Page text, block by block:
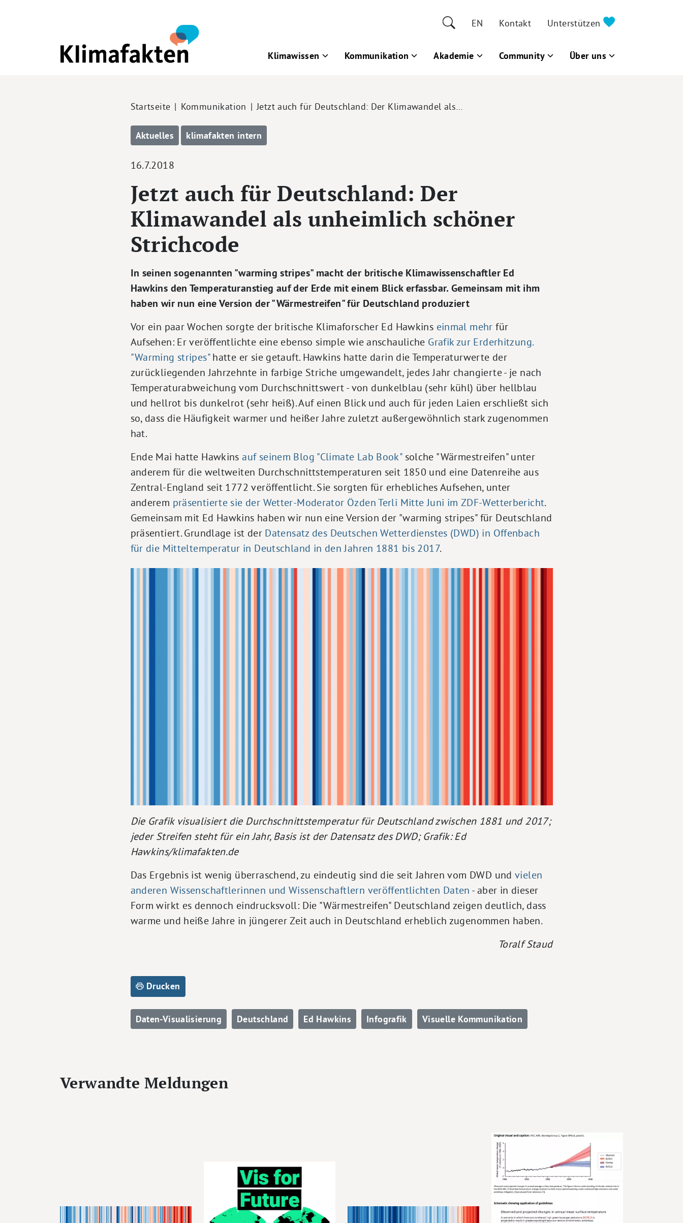
EN Kontakt Unterstützen
Klimawissen Kommunikation Akademie Community Über uns
Pfadnavigation
Startseite Kommunikation Jetzt auch für Deutschland: Der Klimawandel als…
Aktuelles klimafakten intern
16.7.2018
Jetzt auch für Deutschland: Der
Klimawandel als unheimlich schöner
Strichcode
In seinen sogenannten "warming stripes" macht der britische Klimawissenschaftler Ed
Hawkins den Temperaturanstieg auf der Erde mit einem Blick erfassbar. Gemeinsam mit ihm
haben wir nun eine Version der "Wärmestreifen" für Deutschland produziert
Vor ein paar Wochen sorgte der britische Klimaforscher Ed Hawkins einmal mehr für
Aufsehen: Er veröffentlichte eine ebenso simple wie anschauliche Grafik zur Erderhitzung.
"Warming stripes"hatte er sie getauft. Hawkins hatte darin die Temperaturwerte der
zurückliegenden Jahrzehnte in farbige Striche umgewandelt, jedes Jahr changierte - je nach
Temperaturabweichung vom Durchschnittswert - von dunkelblau (sehr kühl) über hellblau
und hellrot bis dunkelrot (sehr heiß). Auf einen Blick und auch für jeden Laien erschließt sich
so, dass die Häufigkeit warmer und heißer Jahre zuletzt außergewöhnlich stark zugenommen
hat.
Ende Mai hatte Hawkins auf seinem Blog "Climate Lab Book"solche "Wärmestreifen" unter
anderem für die weltweiten Durchschnittstemperaturen seit 1850 und eine Datenreihe aus
Zentral-England seit 1772 veröffentlicht. Sie sorgten für erhebliches Aufsehen, unter
anderem präsentierte sie der Wetter-Moderator Özden Terli Mitte Juni im ZDF-Wetterbericht.
Gemeinsam mit Ed Hawkins haben wir nun eine Version der "warming stripes" für Deutschland
präsentiert. Grundlage ist der Datensatz des Deutschen Wetterdienstes (DWD) in Offenbach
für die Mitteltemperatur in Deutschland in den Jahren 1881 bis 2017.
Die Grafik visualisiert die Durchschnittstemperatur für Deutschland zwischen 1881 und 2017;
jeder Streifen steht für ein Jahr, Basis ist der Datensatz des DWD; Grafik: Ed
Hawkins/klimafakten.de
Das Ergebnis ist wenig überraschend, zu eindeutig sind die seit Jahren vom DWD undvielen
anderen Wissenschaftlerinnen und Wissenschaftlern veröffentlichten Daten - aber in dieser
Form wirkt es dennoch eindrucksvoll: Die "Wärmestreifen" Deutschland zeigen deutlich, dass
warme und heiße Jahre in jüngerer Zeit auch in Deutschland erheblich zugenommen haben.
Toralf Staud
Drucken
Daten-Visualisierung Deutschland Ed Hawkins Infografik Visuelle Kommunikation
Verwandte Meldungen